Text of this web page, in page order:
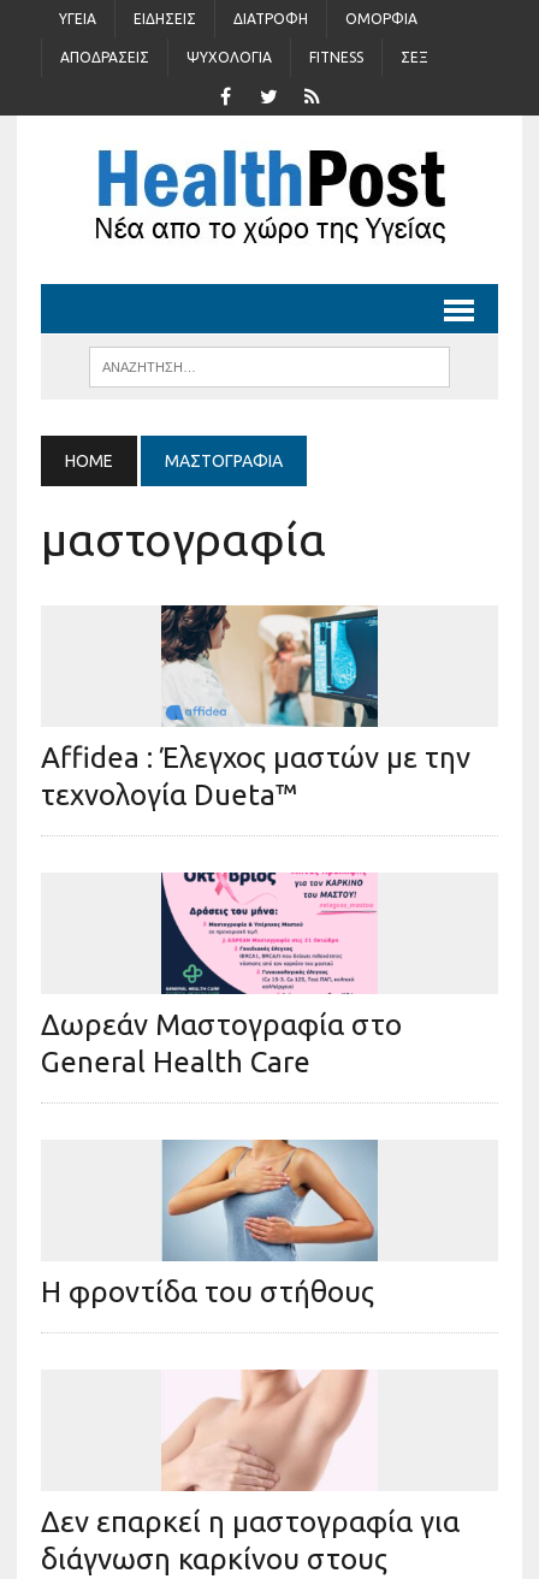
ΥΓΕΊΑ ΕΙΔΉΣΕΙΣ ΔΙΑΤΡΟΦΉ ΟΜΟΡΦΙΆ
ΑΠΟΔΡΆΣΕΙΣ ΨΥΧΟΛΟΓΊΑ FITNESS ΣΈΞ
HOME ΜΑΣΤΟΓΡΑΦΊΑ
μαστογραφία
Affidea : Έλεγχος μαστών με την
τεχνολογία Dueta™
Δωρεάν Μαστογραφία στο
General Health Care
Η φροντίδα του στήθους
Δεν επαρκεί η μαστογραφία για
διάγνωση καρκίνου στους